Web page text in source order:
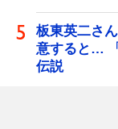
板東英二さ
意すると…
伝説